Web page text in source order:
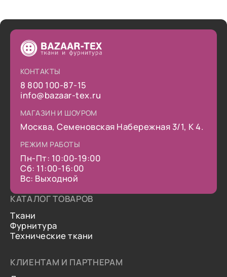
КОНТАКТЫ
8 800 100-87-15
info@bazaar-tex.ru
МАГАЗИН И ШОУРОМ
Москва, Семеновская Набережная 3/1, К 4.
РЕЖИМ РАБОТЫ
Пн-Пт: 10:00-19:00
Сб: 11:00-16:00
Вс: Выходной
КАТАЛОГ ТОВАРОВ
Ткани
Фурнитура
Технические ткани
КЛИЕНТАМ И ПАРТНЕРАМ